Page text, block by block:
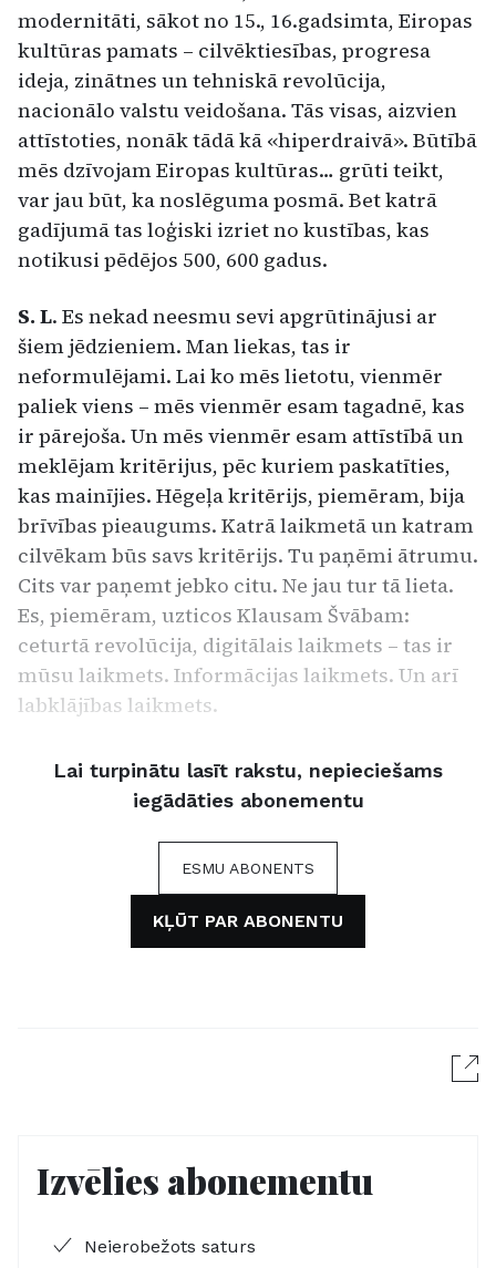
modernitāti, sākot no 15., 16.gadsimta, Eiropas
kultūras pamats – cilvēktiesības, progresa
ideja, zinātnes un tehniskā revolūcija,
nacionālo valstu veidošana. Tās visas, aizvien
attīstoties, nonāk tādā kā «hiperdraivā». Būtībā
mēs dzīvojam Eiropas kultūras… grūti teikt,
var jau būt, ka noslēguma posmā. Bet katrā
gadījumā tas loģiski izriet no kustības, kas
notikusi pēdējos 500, 600 gadus.
S. L. Es nekad neesmu sevi apgrūtinājusi ar
šiem jēdzieniem. Man liekas, tas ir
neformulējami. Lai ko mēs lietotu, vienmēr
paliek viens – mēs vienmēr esam tagadnē, kas
ir pārejoša. Un mēs vienmēr esam attīstībā un
meklējam kritērijus, pēc kuriem paskatīties,
kas mainījies. Hēgeļa kritērijs, piemēram, bija
brīvības pieaugums. Katrā laikmetā un katram
cilvēkam būs savs kritērijs. Tu paņēmi ātrumu.
Cits var paņemt jebko citu. Ne jau tur tā lieta.
Es, piemēram, uzticos Klausam Švābam:
ceturtā revolūcija, digitālais laikmets – tas ir
mūsu laikmets. Informācijas laikmets. Un arī
labklājības laikmets.
Lai turpinātu lasīt rakstu, nepieciešams
iegādāties abonementu
ESMU ABONENTS
KĻŪT PAR ABONENTU
Izvēlies abonementu
Neierobežots saturs